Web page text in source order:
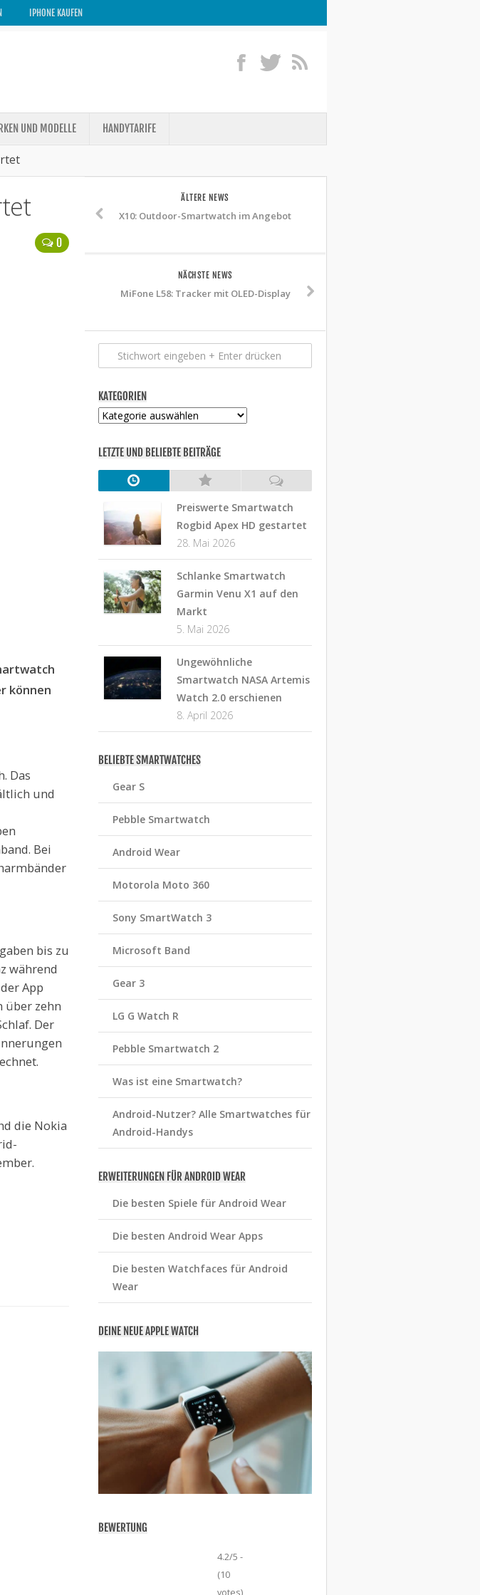
IPHONE KAUFEN
UND MODELLE HANDYTARIFE
0
können
Das
und
Bei
bis zu
während
App
über zehn
Der
die Nokia
ÄLTERE NEWS
X10: Outdoor-Smartwatch im Angebot
NÄCHSTE NEWS
MiFone L58: Tracker mit OLED-Display
KATEGORIEN
Kategorien
LETZTE UND BELIEBTE BEITRÄGE
Preiswerte Smartwatch
Rogbid Apex HD gestartet
28. Mai 2026
Schlanke Smartwatch
Garmin Venu X1 auf den
Markt
5. Mai 2026
Ungewöhnliche
Smartwatch NASA Artemis
Watch 2.0 erschienen
8. April 2026
BELIEBTE SMARTWATCHES
Gear S
Pebble Smartwatch
Android Wear
Motorola Moto 360
Sony SmartWatch 3
Microsoft Band
Gear 3
LG G Watch R
Pebble Smartwatch 2
Was ist eine Smartwatch?
Android-Nutzer? Alle Smartwatches für
Android-Handys
ERWEITERUNGEN FÜR ANDROID WEAR
Die besten Spiele für Android Wear
Die besten Android Wear Apps
Die besten Watchfaces für Android
Wear
DEINE NEUE APPLE WATCH
BEWERTUNG
4.2/5 -
(10
votes)